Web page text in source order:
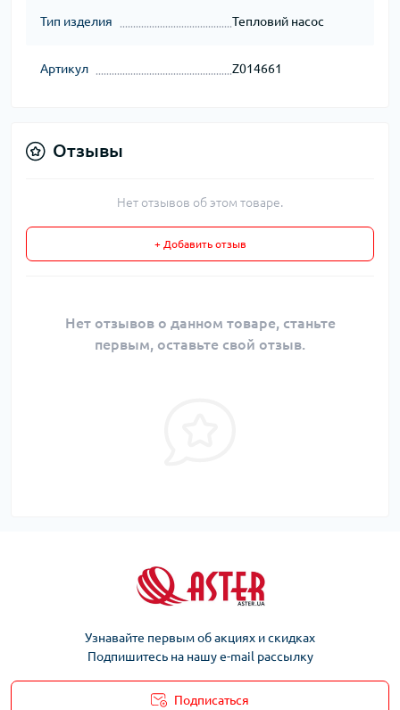
Тип изделия Тепловий насос
Артикул Z014661
Отзывы
Нет отзывов об этом товаре.
+ Добавить отзыв
Нет отзывов о данном товаре, станьте
первым, оставьте свой отзыв.
Узнавайте первым об акциях и скидках
Подпишитесь на нашу e-mail рассылку
Подписаться